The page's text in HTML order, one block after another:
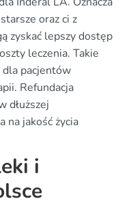
oraz ci z
zyskać lepszy dostęp
leczenia. Takie
pacjentów
Refundacja
dłuższej
na jakość życia
i